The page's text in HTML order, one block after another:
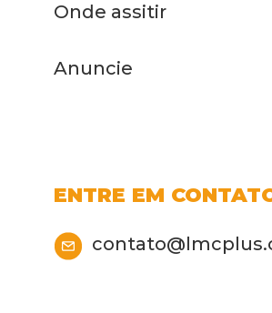
Onde assitir
Anuncie
ENTRE EM